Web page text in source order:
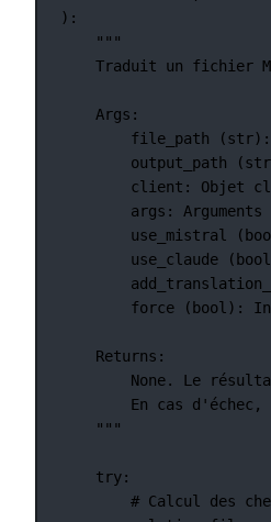
):
"""
Traduit un fichier
Args:
file_path (str):
output_path
client: Objet
args:
use_mistral
use_claude
force (bool):
Returns:
None. Le
En cas
"""
try:
# Calcul des